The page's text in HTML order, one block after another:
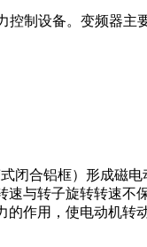
控制设备。变频器主
闭合铝框）形成磁
与转子旋转转速不
作用，使电动机转动